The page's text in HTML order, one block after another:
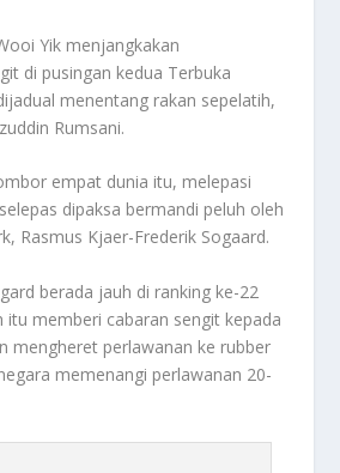
Yik menjangkakan
di pusingan kedua Terbuka
menentang rakan sepelatih,
Rumsani.
empat dunia itu, melepasi
dipaksa bermandi peluh oleh
Rasmus Kjaer-Frederik Sogaard.
berada jauh di ranking ke-22
itu memberi cabaran sengit kepada
mengheret perlawanan ke rubber
memenangi perlawanan 20-